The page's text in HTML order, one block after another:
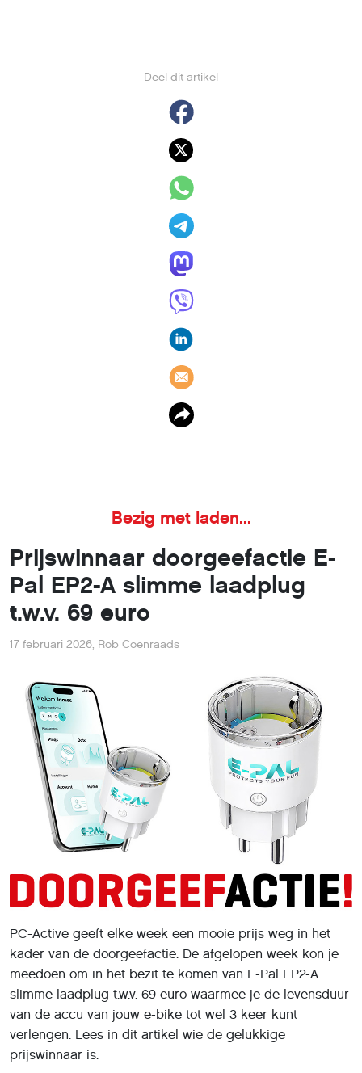
Deel dit artikel
Prijswinnaar doorgeefactie E-
Pal EP2-A slimme laadplug
t.w.v. 69 euro
17 februari 2026
PC-Active geeft elke week een mooie prijs weg in het
meedoen om in het bezit te komen van E-Pal EP2-A
slimme laadplug t.w.v. 69 euro waarmee je de levensduur
van de accu van jouw e-bike tot wel 3 keer kunt
verlengen. Lees in dit artikel wie de gelukkige
prijswinnaar is.
Van 9 tot en met 15 februari 2026 kon je meedoen aan